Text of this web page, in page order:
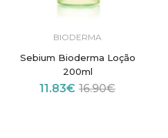
BIODERMA
Sebium Bioderma Loção
200ml
11.83€ 16.90€